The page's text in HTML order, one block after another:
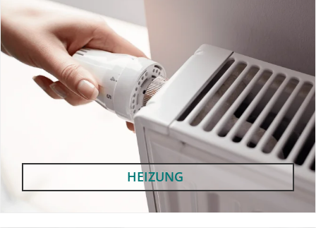
HEIZUNG